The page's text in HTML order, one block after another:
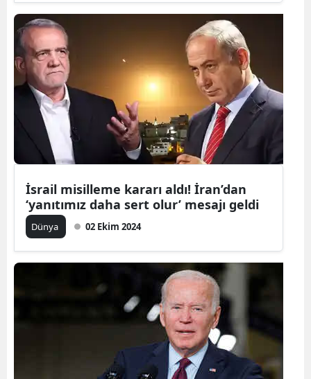
Sinop
Sivas
Tekirdağ
Tokat
Şanlıurfa
Yozgat
Zonguldak
İsrail misilleme kararı aldı! İran’dan
‘yanıtımız daha sert olur’ mesajı geldi
Dünya 02 Ekim 2024